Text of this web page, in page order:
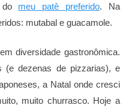
do meu patê preferido. Na
mutabal e guacamole.
diversidade gastronômica.
(e dezenas de pizzarias), e
a Natal onde cresci
muito churrasco. Hoje a